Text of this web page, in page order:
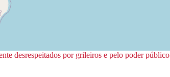
desrespeitados por grileiros e pelo poder público